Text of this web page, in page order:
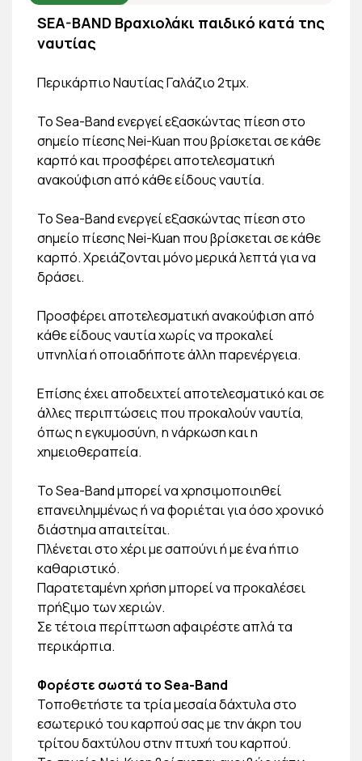
SEA-BAND Βραχιολάκι παιδικό κατά της
ναυτίας
Περικάρπιο Ναυτίας Γαλάζιο 2τμχ.
Το Sea-Band ενεργεί εξασκώντας πίεση στο
σημείο πίεσης Nei-Kuan που βρίσκεται σε κάθε
καρπό και προσφέρει αποτελεσματική
ανακούφιση από κάθε είδους ναυτία.
Το Sea-Band ενεργεί εξασκώντας πίεση στο
σημείο πίεσης Nei-Kuan που βρίσκεται σε κάθε
καρπό. Χρειάζονται μόνο μερικά λεπτά για να
δράσει.
Προσφέρει αποτελεσματική ανακούφιση από
κάθε είδους ναυτία χωρίς να προκαλεί
υπνηλία ή οποιαδήποτε άλλη παρενέργεια.
Επίσης έχει αποδειχτεί αποτελεσματικό και σε
άλλες περιπτώσεις που προκαλούν ναυτία,
όπως η εγκυμοσύνη, η νάρκωση και η
χημειοθεραπεία.
Το Sea-Band μπορεί να χρησιμοποιηθεί
επανειλημμένως ή να φοριέται για όσο χρονικό
διάστημα απαιτείται.
Πλένεται στο χέρι με σαπούνι ή με ένα ήπιο
καθαριστικό.
Παρατεταμένη χρήση μπορεί να προκαλέσει
πρήξιμο των χεριών.
Σε τέτοια περίπτωση αφαιρέστε απλά τα
περικάρπια.
Φορέστε σωστά το Sea-Band
Τοποθετήστε τα τρία μεσαία δάχτυλα στο
εσωτερικό του καρπού σας με την άκρη του
τρίτου δαχτύλου στην πτυχή του καρπού.